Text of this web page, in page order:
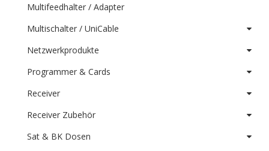
Multifeedhalter / Adapter
Multischalter / UniCable
Netzwerkprodukte
Programmer & Cards
Receiver
Receiver Zubehör
Sat & BK Dosen